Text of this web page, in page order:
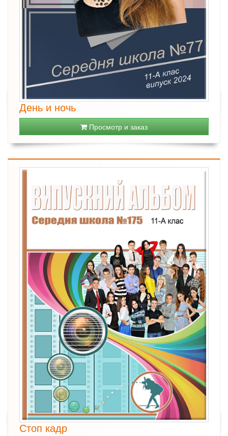
День и ночь
Просмотр и заказ
Стоп кадр